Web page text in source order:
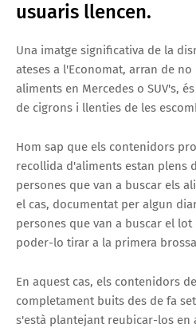
usuaris llencen.
Una imatge significativa de la
ateses a l'Economat, arran de
aliments en Mercedes o SUV's,
de cigrons i llenties de les
Hom sap que els contenidors
recollida d'aliments estan plens
persones que van a buscar els
el cas, documentat per algun
persones que van a buscar el
poder-lo tirar a la primera
En aquest cas, els contenidors
completament buits des de fa
s'està plantejant reubicar-los en